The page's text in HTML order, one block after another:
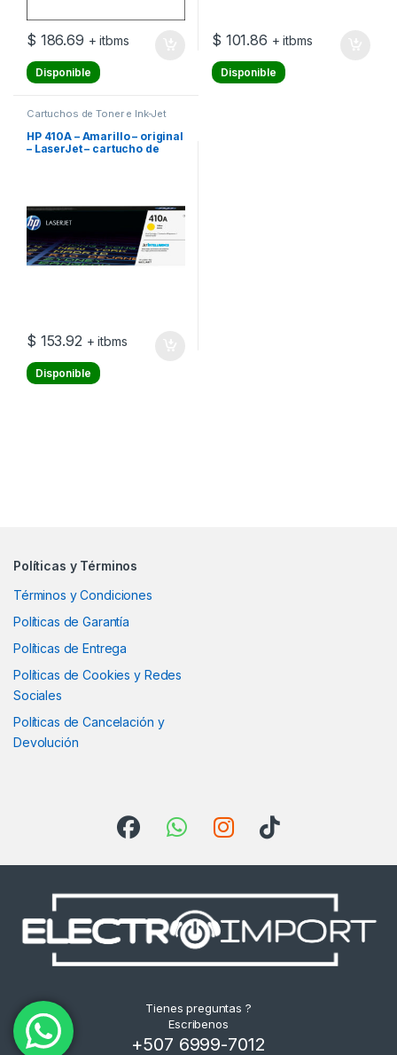
$ 186.69 + itbms
Disponible
$ 101.86 + itbms
Disponible
Cartuchos de Toner e Ink-Jet
HP 410A – Amarillo – original
– LaserJet – cartucho de
$ 153.92 + itbms
Disponible
Políticas y Términos
Términos y Condiciones
Políticas de Garantía
Políticas de Entrega
Políticas de Cookies y Redes
Sociales
Políticas de Cancelación y
Devolución
Tienes preguntas ?
Escribenos
+507 6999-7012